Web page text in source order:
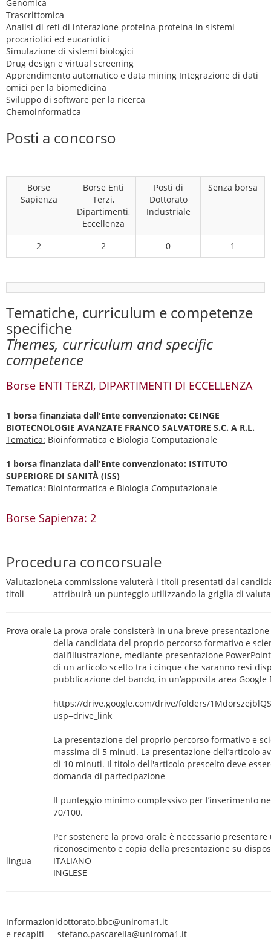
Genomica
Trascrittomica
Analisi di reti di interazione proteina-proteina in sistemi
procariotici ed eucariotici
Simulazione di sistemi biologici
Drug design e virtual screening
Apprendimento automatico e data mining Integrazione di dati
omici per la biomedicina
Sviluppo di software per la ricerca
Chemoinformatica
Posti a concorso
Borse
Sapienza
Borse Enti
Terzi,
Dipartimenti,
Eccellenza
Posti di
Dottorato
Industriale
Senza borsa
2 2 0 1
Tematiche, curriculum e competenze
specifiche
Themes, curriculum and specific
competence
Borse ENTI TERZI, DIPARTIMENTI DI ECCELLENZA
1 borsa finanziata dall'Ente convenzionato: CEINGE
BIOTECNOLOGIE AVANZATE FRANCO SALVATORE S.C. A R.L.
Tematica: Bioinformatica e Biologia Computazionale
1 borsa finanziata dall'Ente convenzionato: ISTITUTO
SUPERIORE DI SANITÀ (ISS)
Tematica: Bioinformatica e Biologia Computazionale
Borse Sapienza: 2
Procedura concorsuale
Valutazione
titoli
La commissione valuterà i titoli presentati dal
attribuirà un punteggio utilizzando la griglia di
Prova orale La prova orale consisterà in una breve
della candidata del proprio percorso formativo e
dall’illustrazione, mediante presentazione
di un articolo scelto tra i cinque che saranno resi
pubblicazione del bando, in un’apposita area Google
https://drive.google.com/drive/folders/
usp=drive_link
La presentazione del proprio percorso formativo e
massima di 5 minuti. La presentazione dell’articolo
di 10 minuti. Il titolo dell'articolo prescelto deve
domanda di partecipazione
Il punteggio minimo complessivo per l’inserimento
70/100.
Per sostenere la prova orale è necessario
riconoscimento e copia della presentazione su
lingua
ITALIANO
INGLESE
Informazioni
e recapiti
dottorato.bbc@uniroma1.it
stefano.pascarella@uniroma1.it